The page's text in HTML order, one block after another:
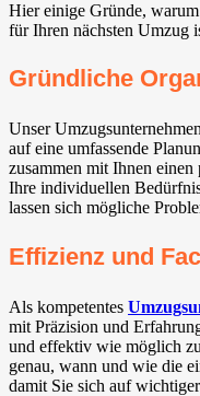
Hier einige Gründe,
für Ihren nächsten Umzug
Gründliche
Unser
auf eine umfassende
zusammen mit Ihnen
Ihre individuellen
lassen sich mögliche
Effizienz und
Als kompetentes
mit Präzision und
und effektiv wie möglich
genau, wann und wie die
damit Sie sich auf